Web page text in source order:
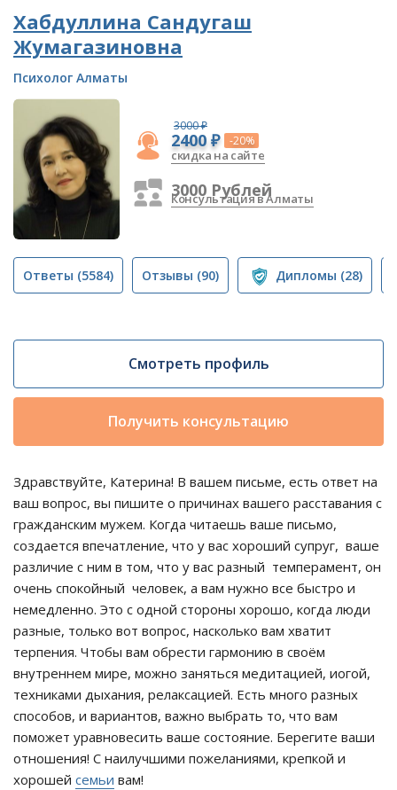
Хабдуллина Сандугаш
Жумагазиновна
Психолог Алматы
3000 ₽
2400 ₽ -20%
скидка на сайте
3000 Рублей
Консультация в Алматы
Ответы (5584) Отзывы (90) Дипломы (28)
Смотреть профиль
Получить консультацию
Здравствуйте, Катерина! В вашем письме, есть ответ на
ваш вопрос, вы пишите о причинах вашего расставания с
гражданским мужем. Когда читаешь ваше письмо,
создается впечатление, что у вас хороший супруг, ваше
различие с ним в том, что у вас разный темперамент, он
очень спокойный человек, а вам нужно все быстро и
немедленно. Это с одной стороны хорошо, когда люди
разные, только вот вопрос, насколько вам хватит
терпения. Чтобы вам обрести гармонию в своём
внутреннем мире, можно заняться медитацией, иогой,
техниками дыхания, релаксацией. Есть много разных
способов, и вариантов, важно выбрать то, что вам
поможет уравновесить ваше состояние. Берегите ваши
отношения! С наилучшими пожеланиями, крепкой и
хорошей семьи вам!